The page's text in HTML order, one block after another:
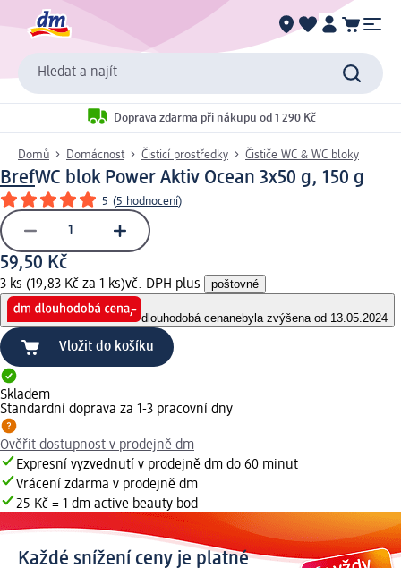
Hledat a najít
Doprava zdarma při nákupu od 1 290 Kč
Domů Domácnost Čisticí prostředky Čističe WC & WC bloky
BrefWC blok Power Aktiv Ocean 3x50 g, 150 g
5 (5 hodnocení)
59,50 Kč
3 ks (19,83 Kč za 1 ks)vč. DPH plus poštovné
dlouhodobá cenanebyla zvýšena od 13.05.2024
Vložit do košíku
Skladem
Standardní doprava za 1-3 pracovní dny
Ověřit dostupnost v prodejně dm
Expresní vyzvednutí v prodejně dm do 60 minut
Vrácení zdarma v prodejně dm
25 Kč = 1 dm active beauty bod
Každé snížení ceny je platné